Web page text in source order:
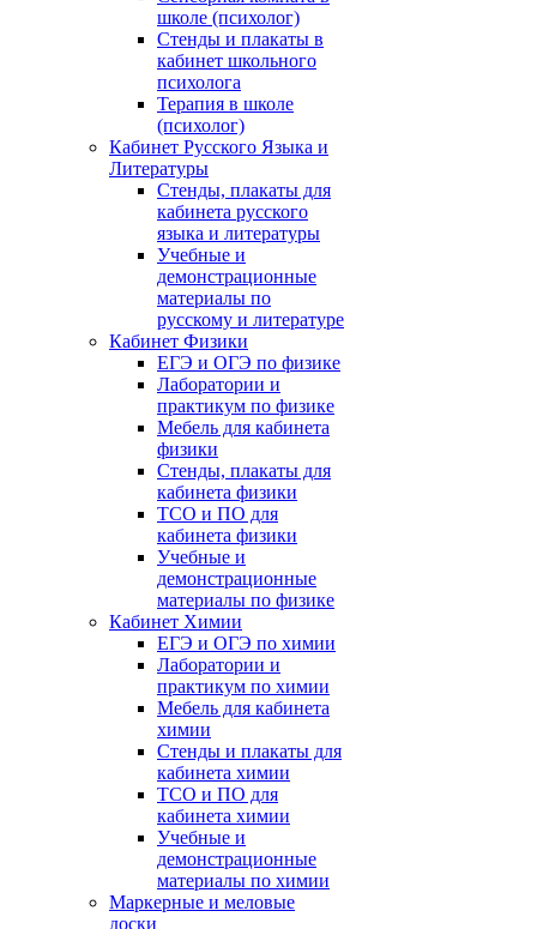
школе (психолог)
Стенды и плакаты в
кабинет школьного
психолога
Терапия в школе
(психолог)
Кабинет Русского Языка и
Литературы
Стенды, плакаты для
кабинета русского
языка и литературы
Учебные и
демонстрационные
материалы по
русскому и литературе
Кабинет Физики
ЕГЭ и ОГЭ по физике
Лаборатории и
практикум по физике
Мебель для кабинета
физики
Стенды, плакаты для
кабинета физики
ТСО и ПО для
кабинета физики
Учебные и
демонстрационные
материалы по физике
Кабинет Химии
ЕГЭ и ОГЭ по химии
Лаборатории и
практикум по химии
Мебель для кабинета
химии
Стенды и плакаты для
кабинета химии
ТСО и ПО для
кабинета химии
Учебные и
демонстрационные
материалы по химии
Маркерные и меловые
доски